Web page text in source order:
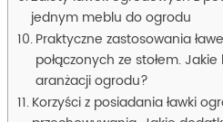
jednym meblu do ogrodu
Praktyczne zastosowania
połączonych ze stołem.
aranżacji ogrodu?
Korzyści z posiadania ławki